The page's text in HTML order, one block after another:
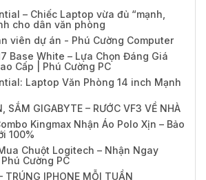
– Chiếc Laptop vừa đủ “mạnh,
cho dân văn phòng
viên dự án - Phú Cường Computer
Base White – Lựa Chọn Đáng Giá
Cấp | Phú Cường PC
Laptop Văn Phòng 14 inch Mạnh
SẮM GIGABYTE – RƯỚC VF3 VỀ NHÀ
Kingmax Nhận Áo Polo Xịn – Bảo
100%
Chuột Logitech – Nhận Ngay
Cường PC
TRÚNG IPHONE MỖI TUẦN